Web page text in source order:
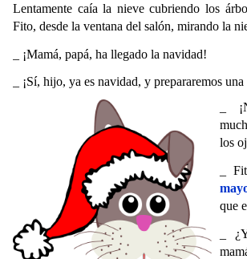
Lentamente caía la nieve cubriendo los
Fito, desde la ventana del salón, mirando la
_ ¡Mamá, papá, ha llegado la navidad!
_ ¡Sí, hijo, ya es navidad, y prepararemos
_
los
_
que
_